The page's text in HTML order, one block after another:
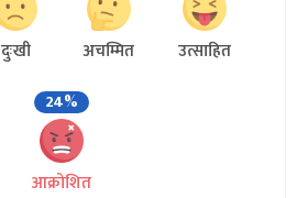
दुःखी अचम्मित
उत्साहित
24%
आक्रोशित